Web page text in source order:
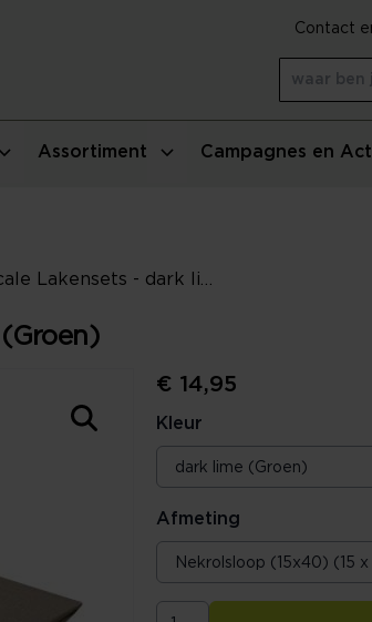
Assortiment Campagnes en
Contact
€ 14,95
Kleur
Afmeting